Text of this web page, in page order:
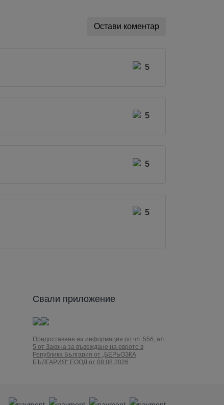
Остави коментар
5
5
5
5
Свали приложение
Предоставяне на информация по чл. 55б, ал.
5 от Закона за въвеждане на еврото в
Република България от „БЕРЬОЗКА
БЪЛГАРИЯ“ ЕООД от 08.08.2026